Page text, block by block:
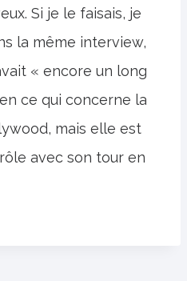
Si je le faisais, je
la même interview,
« encore un long
ce qui concerne la
mais elle est
avec son tour en